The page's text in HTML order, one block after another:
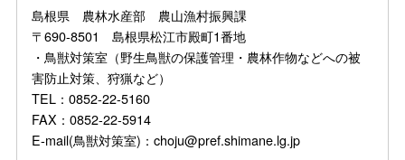
島根県 農林水産部 農山漁村振興課
〒690-8501 島根県松江市殿町1番地
・鳥獣対策室（野生鳥獣の保護管理・農林作物などへの被
害防止対策、狩猟など）
TEL：0852-22-5160
FAX：0852-22-5914
E-mail(鳥獣対策室)：choju@pref.shimane.lg.jp